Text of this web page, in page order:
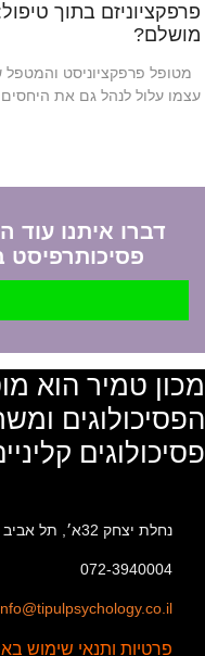
פרפקציוניזם בתוך
מושלם?
מטופל פרפקציוניסט והמטפל
עצמו עלול לנהל גם את
דברו איתנו עוד
מכון טמיר הוא
הפסיכולוגים
פסיכולוגים
נחלת יצחק 32א׳, תל אביב יפו, 6744824
072-3940004
פרטיות ותנאי שימוש